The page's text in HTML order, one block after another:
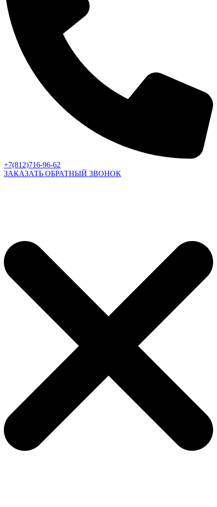
+7(812)716-96-62
ЗАКАЗАТЬ ОБРАТНЫЙ ЗВОНОК